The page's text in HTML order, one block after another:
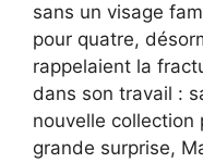
sans un visage
pour quatre,
rappelaient la
dans son travail :
nouvelle collection
grande surprise,